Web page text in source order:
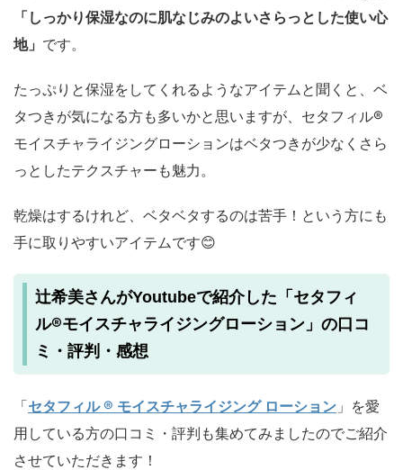
「しっかり保湿なのに肌なじみのよいさらっとした使い心
地」 です。
たっぷりと保湿をしてくれるようなアイテムと聞くと、ベ
タつきが気になる方も多いかと思いますが、セタフィル®
モイスチャライジングローションはベタつきが少なくさら
っとしたテクスチャーも魅力。
乾燥はするけれど、ベタベタするのは苦手！という方にも
手に取りやすいアイテムです😊
辻希美さんがYoutubeで紹介した「 セタフィ
ル®モイスチャライジングローション 」の口コ
ミ・評判・感想
「セタフィル ® モイスチャライジング ローション 」を愛
用している方の口コミ・評判も集めてみましたのでご紹介
させていただきます！